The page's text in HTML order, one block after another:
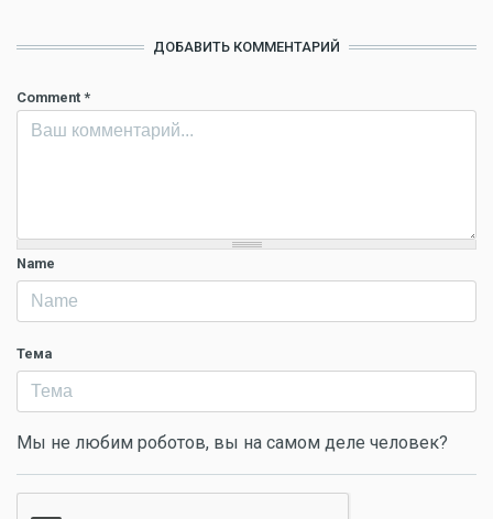
ДОБАВИТЬ КОММЕНТАРИЙ
Comment *
Name
Тема
Мы не любим роботов, вы на самом деле человек?